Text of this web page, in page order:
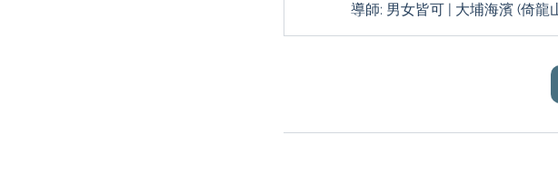
導師: 男女皆可 | 大埔海濱 (倚